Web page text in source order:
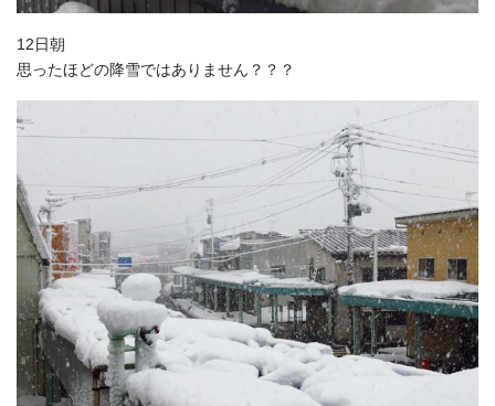
12日朝
思ったほどの降雪ではありません？？？